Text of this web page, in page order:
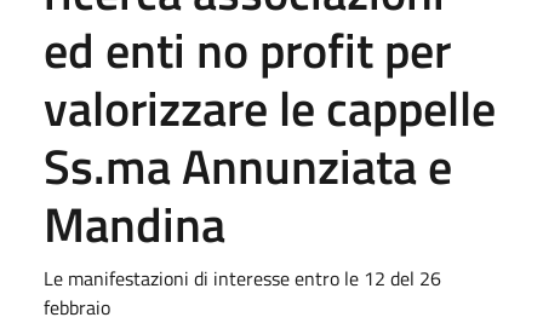
ed enti no profit per
valorizzare le cappelle
Ss.ma Annunziata e
Mandina
Le manifestazioni di interesse entro le 12 del 26
febbraio